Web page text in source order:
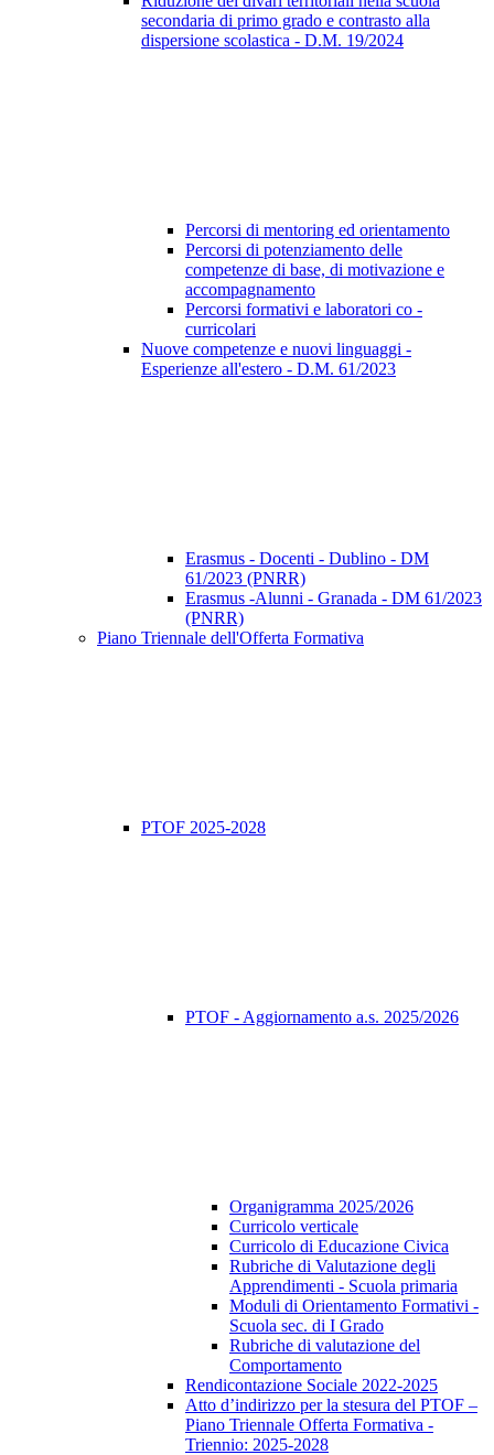
secondaria di primo grado e contrasto alla
dispersione scolastica - D.M. 19/2024
Percorsi di mentoring ed orientamento
Percorsi di potenziamento delle
competenze di base, di motivazione e
accompagnamento
Percorsi formativi e laboratori co -
curricolari
Nuove competenze e nuovi linguaggi -
Esperienze all'estero - D.M. 61/2023
Erasmus - Docenti - Dublino - DM
61/2023 (PNRR)
Erasmus -Alunni - Granada - DM 61/2023
(PNRR)
Piano Triennale dell'Offerta Formativa
PTOF 2025-2028
PTOF - Aggiornamento a.s. 2025/2026
Organigramma 2025/2026
Curricolo verticale
Curricolo di Educazione Civica
Rubriche di Valutazione degli
Apprendimenti - Scuola primaria
Moduli di Orientamento Formativi -
Scuola sec. di I Grado
Rubriche di valutazione del
Comportamento
Rendicontazione Sociale 2022-2025
Atto d’indirizzo per la stesura del PTOF –
Piano Triennale Offerta Formativa -
Triennio: 2025-2028